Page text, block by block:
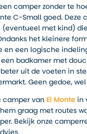
camper zonder te
C-Small goed.
(eventueel met kind)
het kleinere
en een logische
badkamer met
uit de voeten in
Geen gedoe,
camper van El Monte in
graag met routes
Bekijk onze